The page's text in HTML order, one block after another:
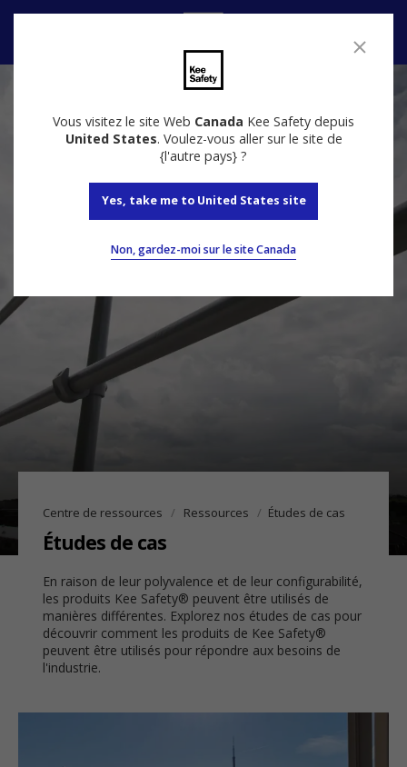
Vous visitez le site Web Canada Kee Safety depuis
United States. Voulez-vous aller sur le site de
{l'autre pays} ?
Yes, take me to United States site
Non, gardez-moi sur le site Canada
Centre de ressources Ressources Études de cas
Études de cas
En raison de leur polyvalence et de leur configurabilité,
les produits Kee Safety® peuvent être utilisés de
manières différentes. Explorez nos études de cas pour
découvrir comment les produits de Kee Safety®
peuvent être utilisés pour répondre aux besoins de
l'industrie.